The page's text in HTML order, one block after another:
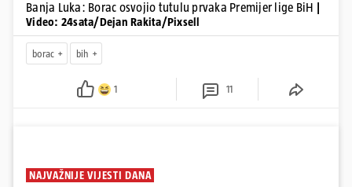
Banja Luka: Borac osvojio tutulu prvaka Premijer lige BiH
Video: 24sata/Dejan Rakita/Pixsell
borac bih
1 11
NAJVAŽNIJE VIJESTI DANA